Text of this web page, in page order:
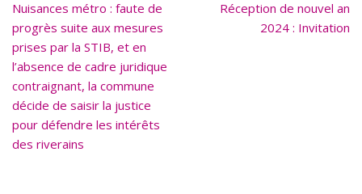
o
o
k
Nuisances métro : faute de
progrès suite aux mesures
prises par la STIB, et en
l’absence de cadre juridique
contraignant, la commune
décide de saisir la justice
pour défendre les intérêts
des riverains
Réception de nouvel an
2024 : Invitation